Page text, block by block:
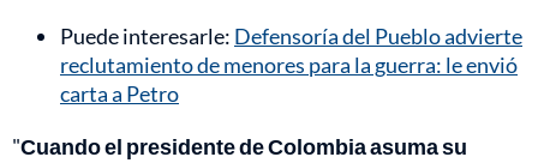
Puede interesarle: Defensoría del Pueblo advierte
reclutamiento de menores para la guerra: le envió
carta a Petro
"Cuando el presidente de Colombia asuma su